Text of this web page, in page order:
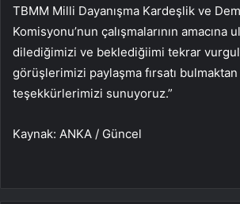
TBMM Milli Dayanışma Kardeşlik ve
Komisyonu’nun çalışmalarının amacına
dilediğimizi ve beklediğiimi tekrar
görüşlerimizi paylaşma fırsatı
teşekkürlerimizi sunuyoruz.”
Kaynak: ANKA / Güncel